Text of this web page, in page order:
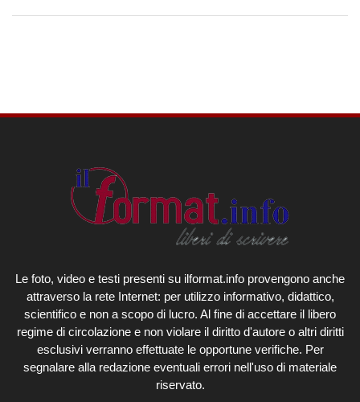
Le foto, video e testi presenti su ilformat.info provengono anche
attraverso la rete Internet: per utilizzo informativo, didattico,
scientifico e non a scopo di lucro. Al fine di accettare il libero
regime di circolazione e non violare il diritto d'autore o altri diritti
esclusivi verranno effettuate le opportune verifiche. Per
segnalare alla redazione eventuali errori nell'uso di materiale
riservato.